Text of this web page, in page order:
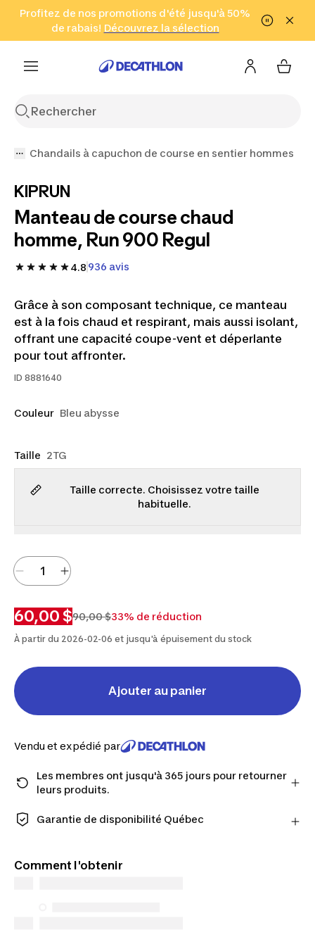
Aller à la recherche Aller au contenu Aller au pied de
Profitez de nos promotions d'été jusqu'à 50%
de rabais! Découvrez la sélection
Cliquez ici
en seulement 2 h!
(Zones sélectionnées)
Chandails à capuchon de course en sentier hommes
KIPRUN
Manteau de course chaud
homme, Run 900 Regul
4.8 936 avis
Grâce à son composant technique, ce manteau
est à la fois chaud et respirant, mais aussi isolant,
offrant une capacité coupe-vent et déperlante
pour tout affronter.
ID 8881640
Couleur Bleu abysse
Taille 2TG
Taille correcte. Choisissez votre taille
habituelle.
60,00 $90,00 $33% de réduction
À partir du 2026-02-06 et jusqu'à épuisement du stock
Ajouter au panier
Vendu et expédié par
Les membres ont jusqu'à 365 jours pour retourner
leurs produits.
plus de temps pour retourner les produits au cas où
Garantie de disponibilité Québec
services de réparation, de pièces de rechange (en
Comment l'obtenir